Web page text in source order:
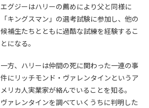
エグジーはハリーの薦めにより父と同様に
「キングスマン」の選考試験に参加し、他の
候補生たちとともに過酷な試練を経験するこ
とになる。
一方、ハリーは仲間の死に関わった一連の事
件にリッチモンド・ヴァレンタインというア
メリカ人実業家が絡んでいることを知る。
ヴァレンタインを調べていくうちに判明した